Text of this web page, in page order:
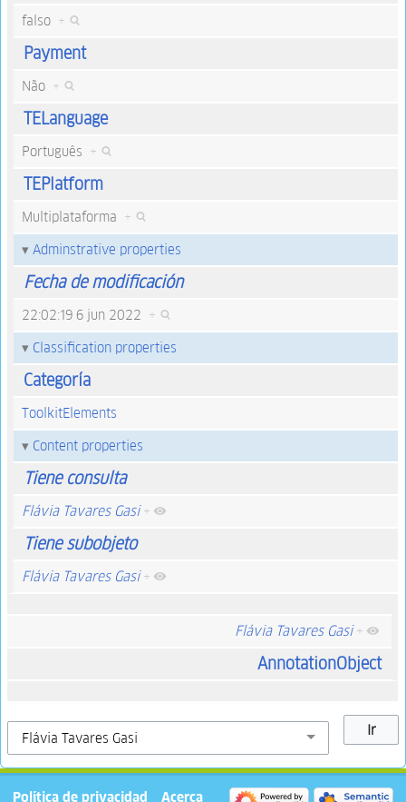
falso +
Payment
Não +
TELanguage
Português +
TEPlatform
Multiplataforma +
Adminstrative properties
Fecha de modificación
22:02:19 6 jun 2022 +
Classification properties
Categoría
ToolkitElements
Content properties
Tiene consulta
Flávia Tavares Gasi +
Tiene subobjeto
Flávia Tavares Gasi +
Flávia Tavares Gasi +
AnnotationObject
Política de privacidad Acerca